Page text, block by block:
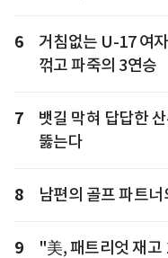
6
거침없는 U-17 여
꺾고 파죽의 3연승
7
뱃길 막혀 답답한
뚫는다
8 남편의 골프 파트너
9
"美, 패트리엇 재